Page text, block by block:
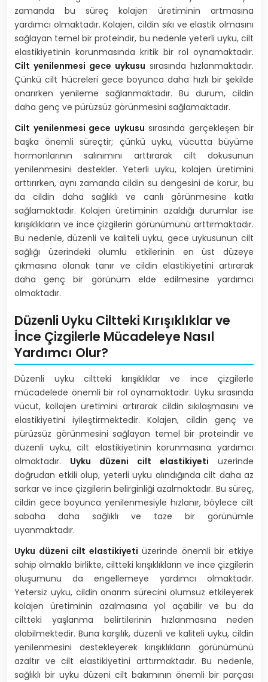
zamanda bu süreç kolajen üretiminin artmasına
yardımcı olmaktadır. Kolajen, cildin sıkı ve elastik olmasını
sağlayan temel bir proteindir, bu nedenle yeterli uyku, cilt
elastikiyetinin korunmasında kritik bir rol oynamaktadır.
Cilt yenilenmesi gece uykusu sırasında hızlanmaktadır.
Çünkü cilt hücreleri gece boyunca daha hızlı bir şekilde
onarırken yenileme sağlanmaktadır. Bu durum, cildin
daha genç ve pürüzsüz görünmesini sağlamaktadır.
Cilt yenilenmesi gece uykusu sırasında gerçekleşen bir
başka önemli süreçtir; çünkü uyku, vücutta büyüme
hormonlarının salınımını arttırarak cilt dokusunun
yenilenmesini destekler. Yeterli uyku, kolajen üretimini
arttırırken, aynı zamanda cildin su dengesini de korur, bu
da cildin daha sağlıklı ve canlı görünmesine katkı
sağlamaktadır. Kolajen üretiminin azaldığı durumlar ise
kırışıklıkların ve ince çizgilerin görünümünü arttırmaktadır.
Bu nedenle, düzenli ve kaliteli uyku, gece uykusunun cilt
sağlığı üzerindeki olumlu etkilerinin en üst düzeye
çıkmasına olanak tanır ve cildin elastikiyetini artırarak
daha genç bir görünüm elde edilmesine yardımcı
olmaktadır.
Düzenli Uyku Ciltteki Kırışıklıklar ve
İnce Çizgilerle Mücadeleye Nasıl
Yardımcı Olur?
Düzenli uyku ciltteki kırışıklıklar ve ince çizgilerle
mücadelede önemli bir rol oynamaktadır. Uyku sırasında
vücut, kollajen üretimini artırarak cildin sıkılaşmasını ve
elastikiyetini iyileştirmektedir. Kolajen, cildin genç ve
pürüzsüz görünmesini sağlayan temel bir proteindir ve
düzenli uyku, cilt elastikiyetinin korunmasına yardımcı
olmaktadır. Uyku düzeni cilt elastikiyeti üzerinde
doğrudan etkili olup, yeterli uyku alındığında cilt daha az
sarkar ve ince çizgilerin belirginliği azalmaktadır. Bu süreç,
cildin gece boyunca yenilenmesiyle hızlanır, böylece cilt
sabaha daha sağlıklı ve taze bir görünümle
uyanmaktadır.
Uyku düzeni cilt elastikiyeti üzerinde önemli bir etkiye
sahip olmakla birlikte, ciltteki kırışıklıkların ve ince çizgilerin
oluşumunu da engellemeye yardımcı olmaktadır.
Yetersiz uyku, cildin onarım sürecini olumsuz etkileyerek
kolajen üretiminin azalmasına yol açabilir ve bu da
ciltteki yaşlanma belirtilerinin hızlanmasına neden
olabilmektedir. Buna karşılık, düzenli ve kaliteli uyku, cildin
yenilenmesini destekleyerek kırışıklıkların görünümünü
azaltır ve cilt elastikiyetini arttırmaktadır. Bu nedenle,
sağlıklı bir uyku düzeni cilt bakımının önemli bir parçası